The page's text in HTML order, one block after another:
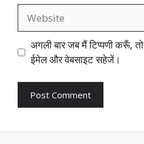
अगली बार जब मैं टिप्पणी करूँ,
ईमेल और वेबसाइट सहेजें।